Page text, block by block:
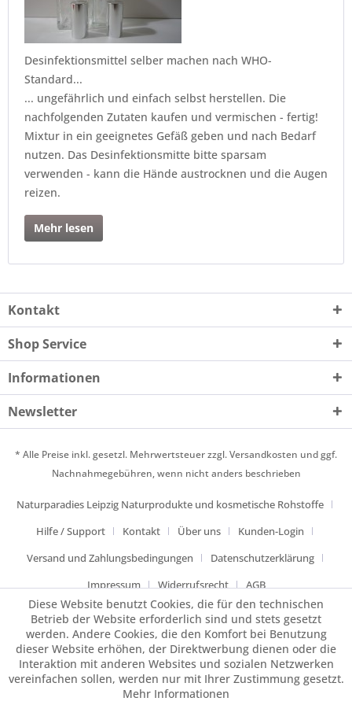
Desinfektionsmittel selber machen nach WHO-
Standard...
... ungefährlich und einfach selbst herstellen. Die
nachfolgenden Zutaten kaufen und vermischen - fertig!
Mixtur in ein geeignetes Gefäß geben und nach Bedarf
nutzen. Das Desinfektionsmitte bitte sparsam
verwenden - kann die Hände austrocknen und die Augen
reizen.
Mehr lesen
Kontakt
Shop Service
Informationen
Newsletter
* Alle Preise inkl. gesetzl. Mehrwertsteuer zzgl.Versandkosten und ggf.
Nachnahmegebühren, wenn nicht anders beschrieben
Naturparadies Leipzig Naturprodukte und kosmetische Rohstoffe
Hilfe / Support
Kontakt Über uns
Kunden-Login
Versand und Zahlungsbedingungen
Datenschutzerklärung
Impressum
Widerrufsrecht AGB
Diese Website benutzt Cookies, die für den technischen
Betrieb der Website erforderlich sind und stets gesetzt
werden. Andere Cookies, die den Komfort bei Benutzung
dieser Website erhöhen, der Direktwerbung dienen oder die
Interaktion mit anderen Websites und sozialen Netzwerken
vereinfachen sollen, werden nur mit Ihrer Zustimmung gesetzt.
Mehr Informationen